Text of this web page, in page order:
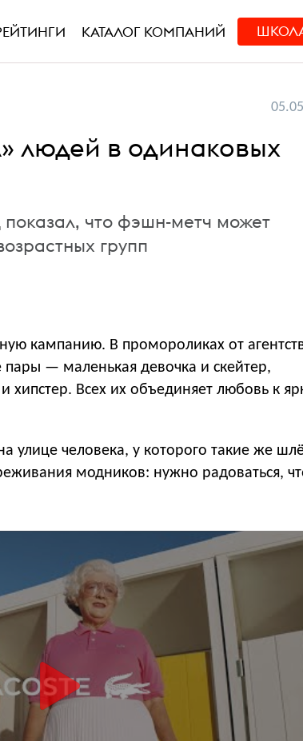
КАТАЛОГ КОМПАНИЙ
людей в одинаковых
что фэшн-метч может
групп
кампанию. В промороликах от
— маленькая девочка и скейтер,
хипстер. Всех их объединяет любовь к
улице человека, у которого такие же
модников: нужно радоваться,